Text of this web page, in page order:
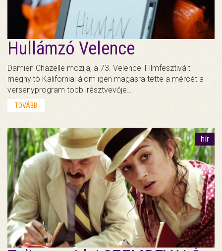
Hullámzó Velence
Damien Chazelle mozija, a 73. Velencei Filmfesztivált
megnyitó Kaliforniai álom igen magasra tette a mércét a
versenyprogram többi résztvevője…
TOVÁBB
hír